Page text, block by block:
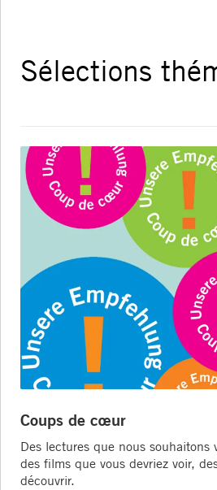
Sélections
Coups de cœur
Des lectures que nous souhaitons
des films que vous devriez voir,
découvrir.